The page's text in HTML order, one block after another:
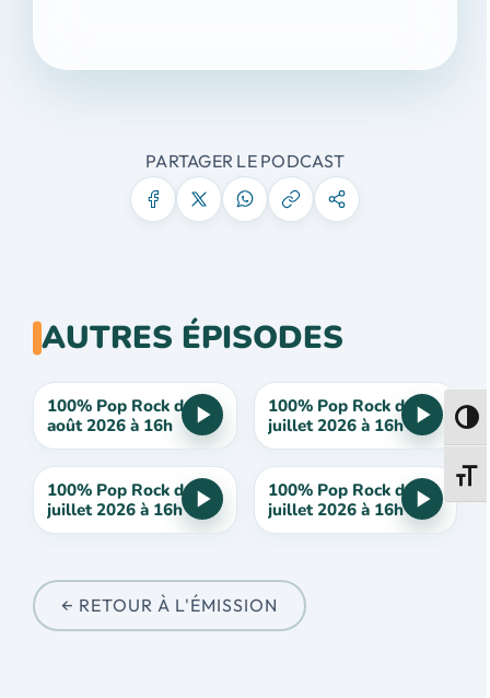
PARTAGER LE PODCAST
AUTRES ÉPISODES
100% Pop Rock du 4
août 2026 à 16h
100% Pop Rock du 28
juillet 2026 à 16h
100% Pop Rock du 21
juillet 2026 à 16h
100% Pop Rock du 14
juillet 2026 à 16h
← RETOUR À L'ÉMISSION